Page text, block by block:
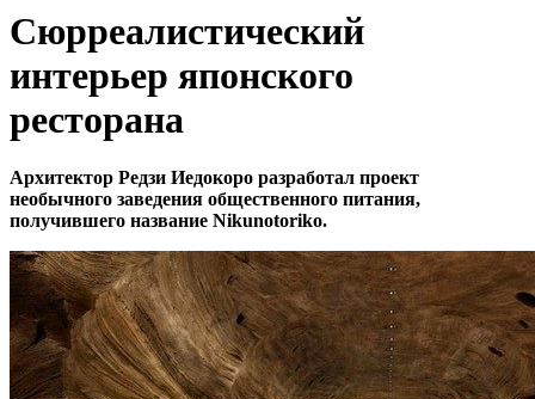
Сюрреалистический
интерьер японского
ресторана
Архитектор Редзи Иедокоро разработал проект
необычного заведения общественного питания,
получившего название Nikunotoriko.